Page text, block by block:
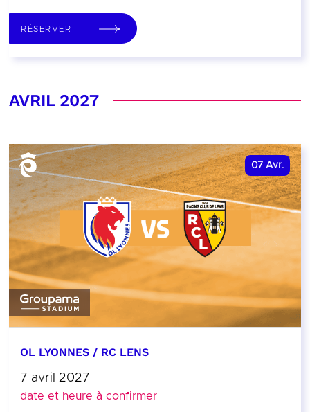
RÉSERVER
AVRIL 2027
07 Avr.
OL LYONNES / RC LENS
7 avril 2027
date et heure à confirmer